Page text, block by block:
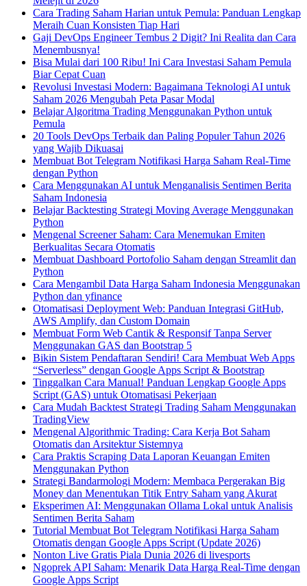
Cara Trading Saham Harian untuk Pemula: Panduan Lengkap
Meraih Cuan Konsisten Tiap Hari
Gaji DevOps Engineer Tembus 2 Digit? Ini Realita dan Cara
Menembusnya!
Bisa Mulai dari 100 Ribu! Ini Cara Investasi Saham Pemula
Biar Cepat Cuan
Revolusi Investasi Modern: Bagaimana Teknologi AI untuk
Saham 2026 Mengubah Peta Pasar Modal
Belajar Algoritma Trading Menggunakan Python untuk
Pemula
20 Tools DevOps Terbaik dan Paling Populer Tahun 2026
yang Wajib Dikuasai
Membuat Bot Telegram Notifikasi Harga Saham Real-Time
dengan Python
Cara Menggunakan AI untuk Menganalisis Sentimen Berita
Saham Indonesia
Belajar Backtesting Strategi Moving Average Menggunakan
Python
Mengenal Screener Saham: Cara Menemukan Emiten
Berkualitas Secara Otomatis
Membuat Dashboard Portofolio Saham dengan Streamlit dan
Python
Cara Mengambil Data Harga Saham Indonesia Menggunakan
Python dan yfinance
Otomatisasi Deployment Web: Panduan Integrasi GitHub,
AWS Amplify, dan Custom Domain
Membuat Form Web Cantik & Responsif Tanpa Server
Menggunakan GAS dan Bootstrap 5
Bikin Sistem Pendaftaran Sendiri! Cara Membuat Web Apps
“Serverless” dengan Google Apps Script & Bootstrap
Tinggalkan Cara Manual! Panduan Lengkap Google Apps
Script (GAS) untuk Otomatisasi Pekerjaan
Cara Mudah Backtest Strategi Trading Saham Menggunakan
TradingView
Mengenal Algorithmic Trading: Cara Kerja Bot Saham
Otomatis dan Arsitektur Sistemnya
Cara Praktis Scraping Data Laporan Keuangan Emiten
Menggunakan Python
Strategi Bandarmologi Modern: Membaca Pergerakan Big
Money dan Menentukan Titik Entry Saham yang Akurat
Eksperimen AI: Menggunakan Ollama Lokal untuk Analisis
Sentimen Berita Saham
Tutorial Membuat Bot Telegram Notifikasi Harga Saham
Otomatis dengan Google Apps Script (Update 2026)
Nonton Live Gratis Piala Dunia 2026 di livesports
Ngoprek API Saham: Menarik Data Harga Real-Time dengan
Google Apps Script